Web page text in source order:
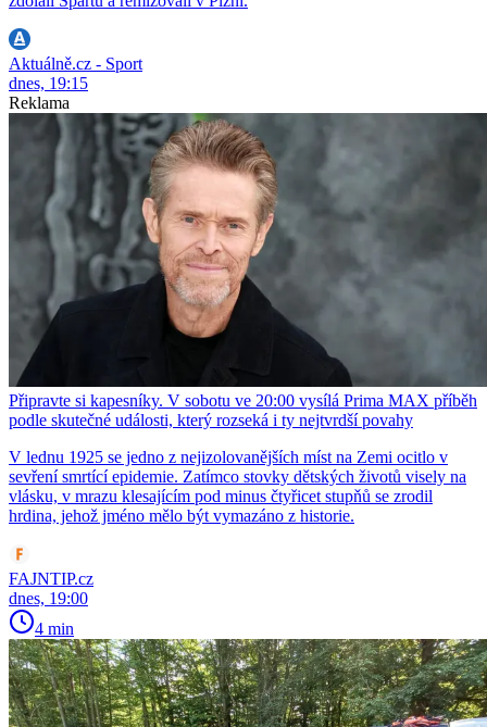
Aktuálně.cz - Sport
dnes, 19:15
Reklama
Připravte si kapesníky. V sobotu ve 20:00 vysílá Prima MAX příběh
podle skutečné události, který rozseká i ty nejtvrdší povahy
V lednu 1925 se jedno z nejizolovanějších míst na Zemi ocitlo v
sevření smrtící epidemie. Zatímco stovky dětských životů visely na
vlásku, v mrazu klesajícím pod minus čtyřicet stupňů se zrodil
hrdina, jehož jméno mělo být vymazáno z historie.
FAJNTIP.cz
dnes, 19:00
4 min